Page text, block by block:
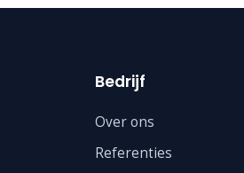
Bedrijf
Over ons
Referenties